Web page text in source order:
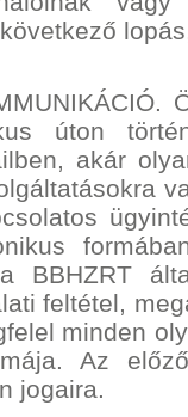
úton
akár
BBHZRT
feltétel,
minden
Az
jogaira.